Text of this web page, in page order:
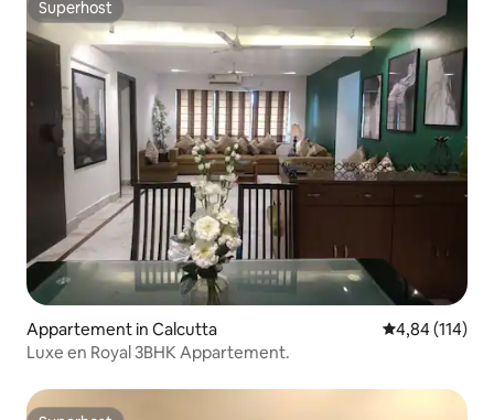
Superhost
Superhost
Appartement in Calcutta Gemiddelde
4,84 (114)
Luxe en Royal 3BHK Appartement.